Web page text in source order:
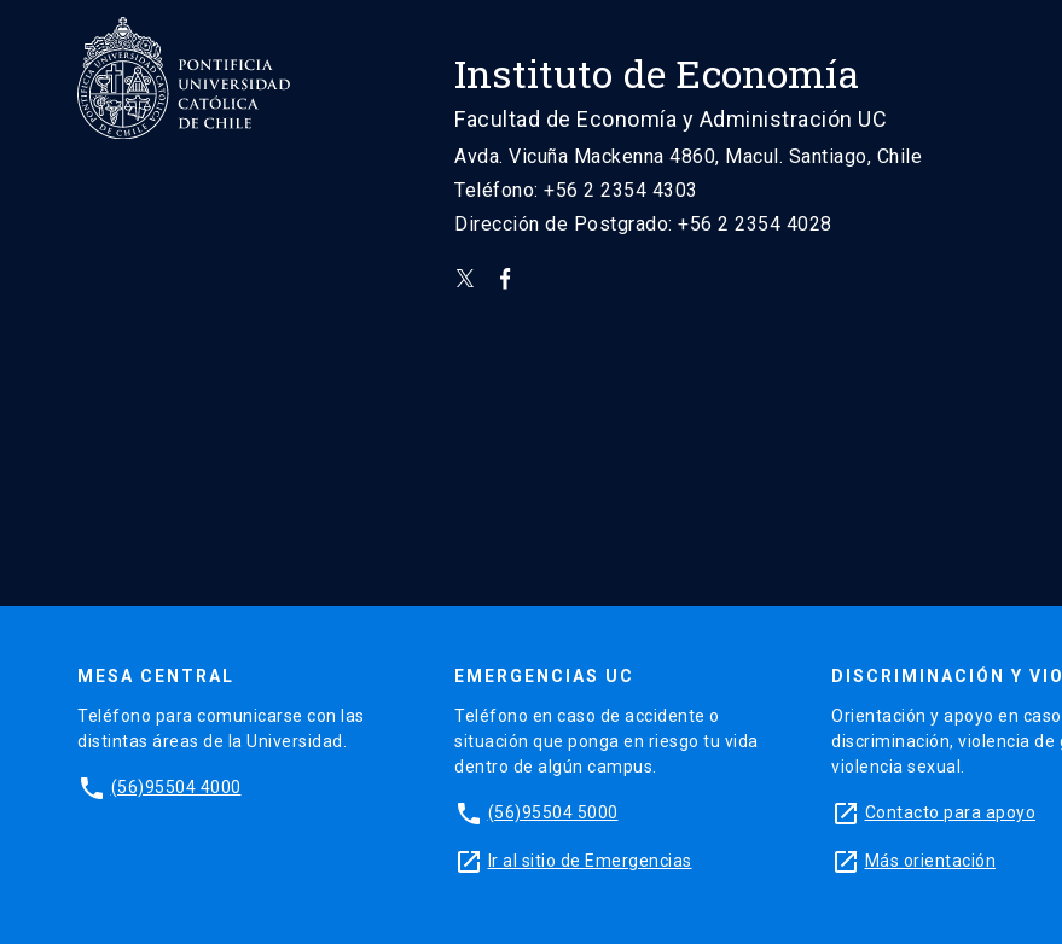
Instituto de Economía
Facultad de Economía y Administración UC
Avda. Vicuña Mackenna 4860, Macul. Santiago, Chile
Teléfono: +56 2 2354 4303
Dirección de Postgrado: +56 2 2354 4028
MESA CENTRAL
Teléfono para comunicarse con las
distintas áreas de la Universidad.
phone (56)95504 4000
EMERGENCIAS UC
Teléfono en caso de accidente o
situación que ponga en riesgo tu vida
dentro de algún campus.
phone (56)95504 5000
launch Ir al sitio de Emergencias
DISCRIMINACIÓN Y
Orientación y apoyo en
discriminación, violencia de
violencia sexual.
launch Contacto para apoyo
launch Más orientación